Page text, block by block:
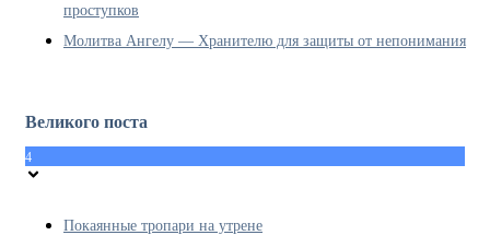
проступков
Молитва Ангелу — Хранителю для защиты от непонимания
Великого поста
4
Покаянные тропари на утрене